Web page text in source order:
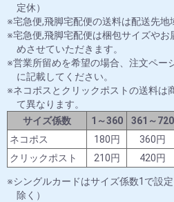
定休）
宅急便,飛脚宅配便の送料は配送先地
宅急便,飛脚宅配便は梱包サイズや
めさせていただきます。
営業所留めを希望の場合、注文ペー
に記載してください。
ネコポスとクリックポストの送料は
て異なります。
サイズ係数
1～360 361～720
ネコポス
180円 360円
クリックポスト
210円 420円
シングルカードはサイズ係数1で設
除く）